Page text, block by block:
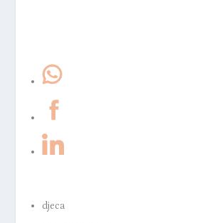
djeca